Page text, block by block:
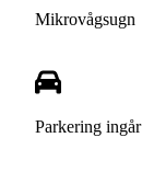
Mikrovågsugn
Parkering ingår